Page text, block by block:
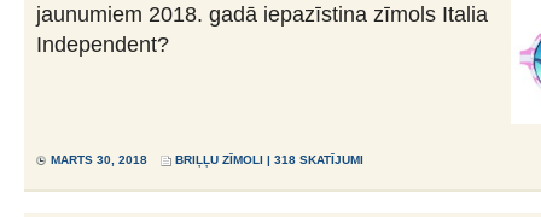
jaunumiem 2018. gadā iepazīstina zīmols Italia
Independent?
MARTS 30, 2018 BRIĻĻU ZĪMOLI | 318 SKATĪJUMI